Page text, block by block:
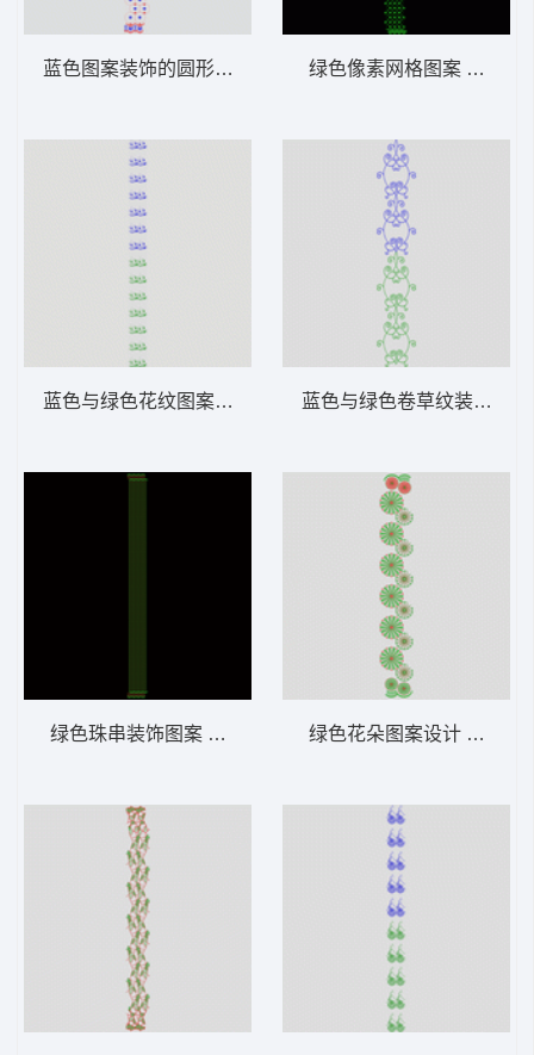
蓝色图案装饰的圆形排列图 窗帘版带
蓝色与绿色花纹图案序列 窗帘版带
绿色珠串装饰图案 窗帘版带
绿色像素网格图案 窗帘版
蓝色与绿色卷草纹装饰图
绿色花朵图案设计 窗帘版